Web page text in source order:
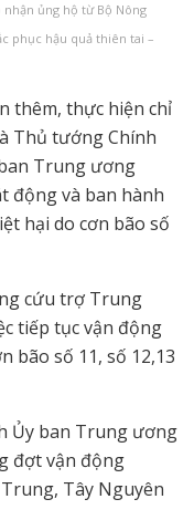
ủng hộ từ Bộ Nông
phục hậu quả thiên tai –
thêm, thực hiện chỉ
Thủ tướng Chính
Trung ương
động và ban hành
hại do cơn bão số
cứu trợ Trung
tiếp tục vận động
bão số 11, số 12,13
Ủy ban Trung ương
đợt vận động
Tây Nguyên